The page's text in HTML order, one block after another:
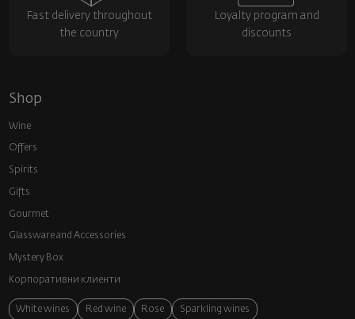
Fast delivery throughout
the country
Loyalty program and
discounts
Shop
Wine
Offers
Spirits
Gifts
Gourmet
Glassware and Аccessories
Mystery Box
Корпоративни клиенти
White wines Red wine Rose Sparkling wines